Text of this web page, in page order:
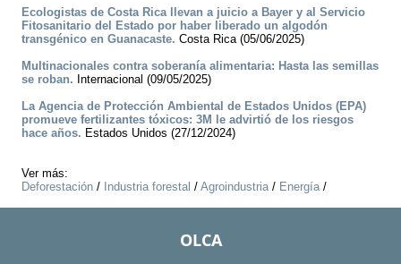
Ecologistas de Costa Rica llevan a juicio a Bayer y al Servicio
Fitosanitario del Estado por haber liberado un algodón
transgénico en Guanacaste. Costa Rica (05/06/2025)
Multinacionales contra soberanía alimentaria: Hasta las semillas
se roban. Internacional (09/05/2025)
La Agencia de Protección Ambiental de Estados Unidos (EPA)
promueve fertilizantes tóxicos: 3M le advirtió de los riesgos
hace años. Estados Unidos (27/12/2024)
Ver más:
Deforestación / Industria forestal / Agroindustria/ Energía/
OLCA